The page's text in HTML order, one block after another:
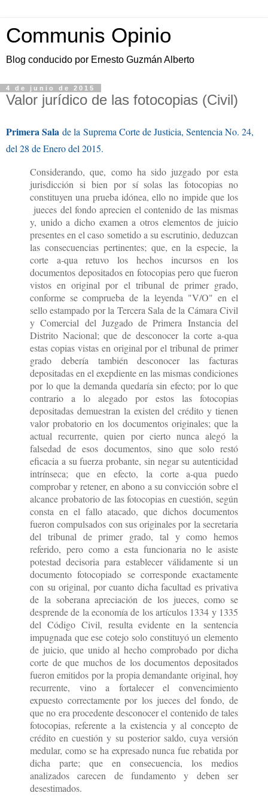
Communis Opinio
Blog conducido por Ernesto Guzmán Alberto
4 de junio de 2015
Valor jurídico de las fotocopias (Civil)
Primera Sala de la Suprema Corte de Justicia, Sentencia No. 24,
del 28 de Enero del 2015.
Considerando, que, como ha sido juzgado por esta
jurisdicción si bien por sí solas las fotocopias no
constituyen una prueba idónea, ello no impide que los
jueces del fondo aprecien el contenido de las mismas
y, unido a dicho examen a otros elementos de juicio
presentes en el caso sometido a su escrutinio, deduzcan
las consecuencias pertinentes; que, en la especie, la
corte a-qua retuvo los hechos incursos en los
documentos depositados en fotocopias pero que fueron
vistos en original por el tribunal de primer grado,
conforme se comprueba de la leyenda "V/O" en el
sello estampado por la Tercera Sala de la Cámara Civil
y Comercial del Juzgado de Primera Instancia del
Distrito Nacional;que de desconocer la corte a-qua
estas copias vistas en original por el tribunal de primer
grado debería también desconocer las facturas
depositadas en el exepdiente en las mismas condiciones
por lo que la demanda quedaría sin efecto; por lo que
contrario a lo alegado por estos las fotocopias
depositadas demuestran la existen del crédito y tienen
valor probatorio en los documentos originales; que la
actual recurrente, quien por cierto nunca alegó la
falsedad de esos documentos, sino que solo restó
eficacia a su fuerza probante, sin negar su autenticidad
intrínseca; que en efecto, la corte a-qua puedo
comprobar y retener, en abono a su convicción sobre el
alcance probatorio de las fotocopias en cuestión, según
consta en el fallo atacado, que dichos documentos
fueron compulsados con sus originales por la secretaria
del tribunal de primer grado, tal y como hemos
referido, pero como a esta funcionaria no le asiste
potestad decisoria para establecer válidamente si un
documento fotocopiado se corresponde exactamente
con su original, por cuanto dicha facultad es privativa
de la soberana apreciación de los jueces, como se
desprende de la economía de los artículos 1334 y 1335
del Código Civil, resulta evidente en la sentencia
impugnada que ese cotejo solo constituyó un elemento
de juicio, que unido al hecho comprobado por dicha
corte de que muchos de los documentos depositados
fueron emitidos por la propia demandante original, hoy
recurrente, vino a fortalecer el convencimiento
expuesto correctamente por los jueces del fondo, de
que no era procedente desconocer el contenido de tales
fotocopias, referente a la existencia y al concepto de
crédito en cuestión y su posterior saldo, cuya versión
medular, como se ha expresado nunca fue rebatida por
dicha parte; que en consecuencia, los medios
analizados carecen de fundamento y deben ser
desestimados.